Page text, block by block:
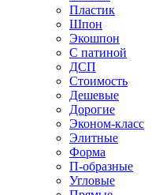
Пластик
Шпон
Экошпон
С патиной
ДСП
Стоимость
Дешевые
Дорогие
Эконом-класс
Элитные
Форма
П-образные
Угловые